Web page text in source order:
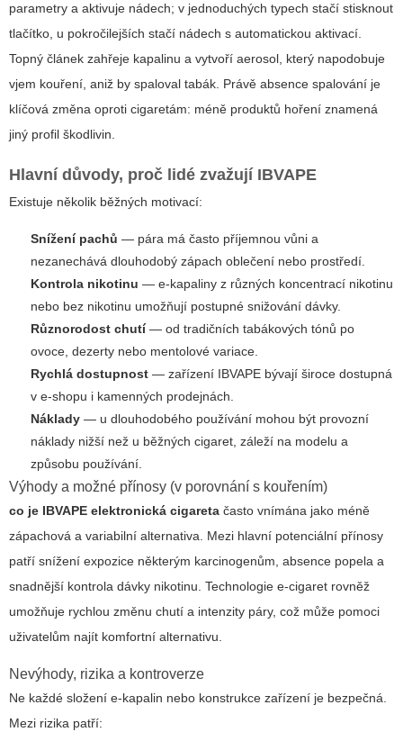
parametry a aktivuje nádech; v jednoduchých typech stačí stisknout
tlačítko, u pokročilejších stačí nádech s automatickou aktivací.
Topný článek zahřeje kapalinu a vytvoří aerosol, který napodobuje
vjem kouření, aniž by spaloval tabák. Právě absence spalování je
klíčová změna oproti cigaretám: méně produktů hoření znamená
jiný profil škodlivin.
Hlavní důvody, proč lidé zvažují IBVAPE
Existuje několik běžných motivací:
Snížení pachů — pára má často příjemnou vůni a
nezanechává dlouhodobý zápach oblečení nebo prostředí.
Kontrola nikotinu — e‑kapaliny z různých koncentrací nikotinu
nebo bez nikotinu umožňují postupné snižování dávky.
Různorodost chutí— od tradičních tabákových tónů po
ovoce, dezerty nebo mentolové variace.
Rychlá dostupnost — zařízení IBVAPE bývají široce dostupná
v e‑shopu i kamenných prodejnách.
Náklady — u dlouhodobého používání mohou být provozní
náklady nižší než u běžných cigaret, záleží na modelu a
způsobu používání.
Výhody a možné přínosy (v porovnání s kouřením)
co je IBVAPE elektronická cigareta často vnímána jako méně
zápachová a variabilní alternativa. Mezi hlavní potenciální přínosy
patří snížení expozice některým karcinogenům, absence popela a
snadnější kontrola dávky nikotinu. Technologie e‑cigaret rovněž
umožňuje rychlou změnu chutí a intenzity páry, což může pomoci
uživatelům najít komfortní alternativu.
Nevýhody, rizika a kontroverze
Ne každé složení e‑kapalin nebo konstrukce zařízení je bezpečná.
Mezi rizika patří: